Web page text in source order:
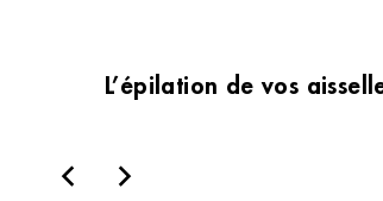
L’épilation de vos